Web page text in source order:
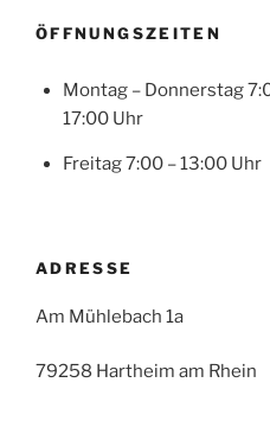
ÖFFNUNGSZEITEN
Montag – Donnerstag
17:00 Uhr
Freitag 7:00 – 13:00 Uhr
ADRESSE
Am Mühlebach 1a
79258 Hartheim am Rhein